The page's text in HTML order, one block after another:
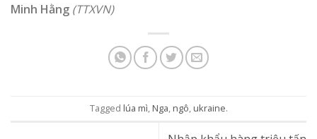
Minh Hằng (TTXVN)
Tagged lúa mì, Nga, ngô, ukraine.